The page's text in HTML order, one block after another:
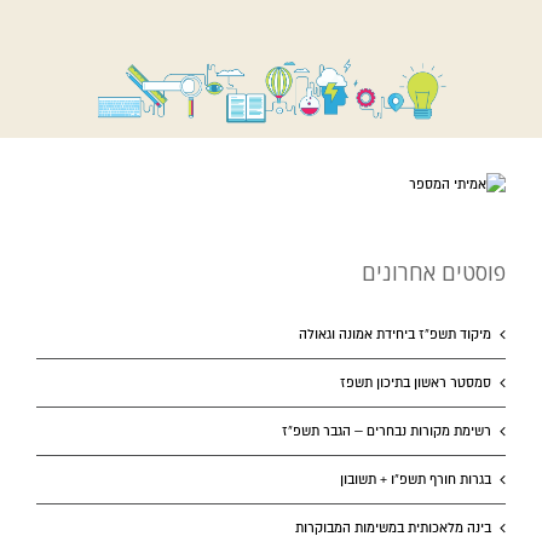
פוסטים אחרונים
מיקוד תשפ”ז ביחידת אמונה וגאולה
סמסטר ראשון בתיכון תשפז
רשימת מקורות נבחרים – הגבר תשפ”ז
בגרות חורף תשפ”ו + תשובון
בינה מלאכותית במשימות המבוקרות